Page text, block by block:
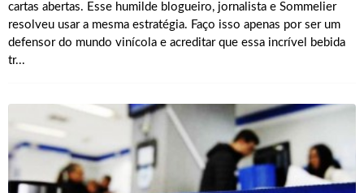
cartas abertas. Esse humilde blogueiro, jornalista e Sommelier
resolveu usar a mesma estratégia. Faço isso apenas por ser um
defensor do mundo vinícola e acreditar que essa incrível bebida
tr...